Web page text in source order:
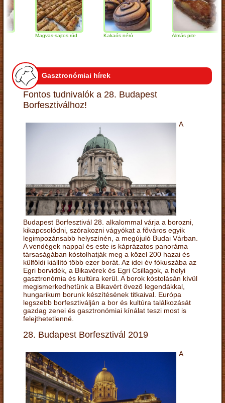
Magvas-sajtos rúd Kakaós néró Almás pite
Gasztronómiai hírek
Fontos tudnivalók a 28. Budapest
Borfesztiválhoz!
A
Budapest Borfesztivál 28. alkalommal várja a borozni,
kikapcsolódni, szórakozni vágyókat a főváros egyik
legimpozánsabb helyszínén, a megújuló Budai Várban.
A vendégek nappal és este is káprázatos panoráma
társaságában kóstolhatják meg a közel 200 hazai és
külföldi kiállító több ezer borát. Az idei év fókuszába az
Egri borvidék, a Bikavérek és Egri Csillagok, a helyi
gasztronómia és kultúra kerül. A borok kóstolásán kívül
megismerkedhetünk a Bikavért övező legendákkal,
hungarikum borunk készítésének titkaival. Európa
legszebb borfesztiválján a bor és kultúra találkozását
gazdag zenei és gasztronómiai kínálat teszi most is
felejthetetlenné.
28. Budapest Borfesztivál 2019
A